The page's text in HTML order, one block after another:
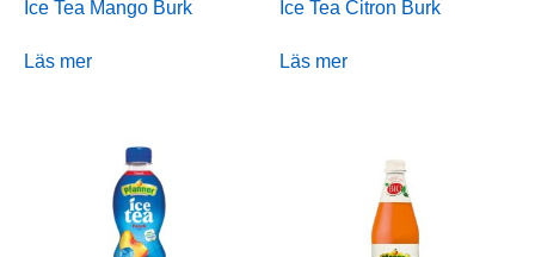
Ice Tea Mango Burk
Läs mer
Ice Tea Citron Burk
Läs mer